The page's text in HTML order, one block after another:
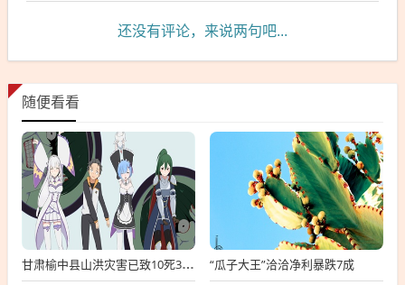
还没有评论，来说两句吧...
随便看看
甘肃榆中县山洪灾害已致10死33失联 “瓜子大王”洽洽净利暴跌7成